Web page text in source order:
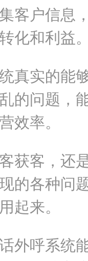
客户信息
化和利益
真实的能
的问题，
效率。
获客，还
的各种问
起来。
外呼系统